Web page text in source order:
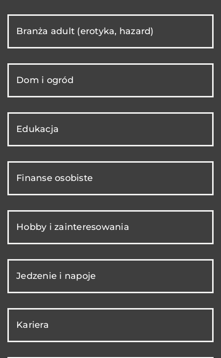
Branża adult (erotyka, hazard)
Dom i ogród
Edukacja
Finanse osobiste
Hobby i zainteresowania
Jedzenie i napoje
Kariera